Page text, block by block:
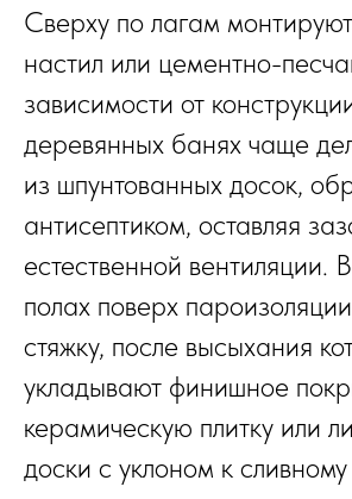
Сверху по лагам
настил или цементно-
зависимости от
деревянных банях чаще
из шпунтованных досок,
антисептиком, оставляя
естественной вентиляции.
полах поверх
стяжку, после высыхания
укладывают финишное
керамическую плитку или
доски с уклоном к